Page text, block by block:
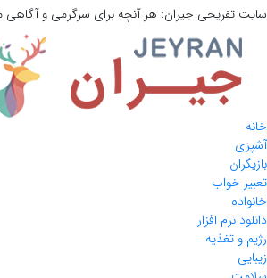
سایت تفریحی جیران: هر آنچه برای سرگرمی و آگاهی
خانه
آشپزی
بازیگران
تعبیر خواب
خانواده
دانلود نرم افزار
رژیم و تغذیه
زیبایی